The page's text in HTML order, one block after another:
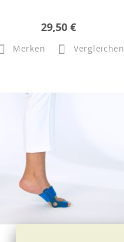
29,50 €
Merken Vergleichen